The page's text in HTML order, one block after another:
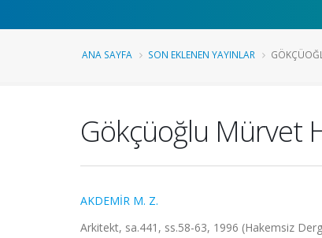
ANA SAYFA SON EKLENEN YAYINLAR
Gökçüoğlu Mürvet
AKDEMİR M. Z.
Arkitekt, sa.441, ss.58-63, 1996 (Hakemsiz